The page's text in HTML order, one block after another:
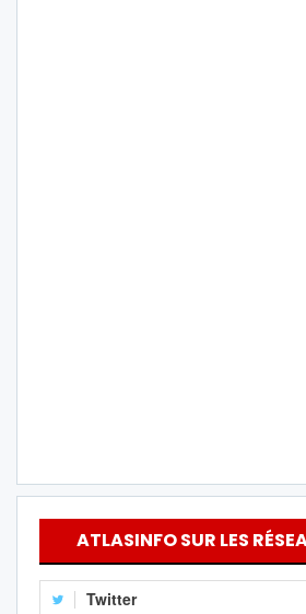
ATLASINFO SUR LES
Twitter